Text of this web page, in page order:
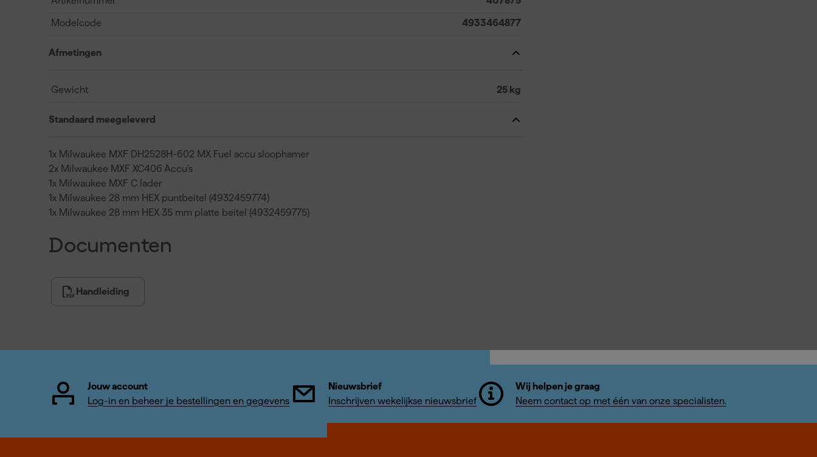
Modelcode 4933464877
Afmetingen
Gewicht 25 kg
Standaard meegeleverd
1x Milwaukee MXF DH2528H-602 MX Fuel accu sloophamer
2x Milwaukee MXF XC406 Accu's
1x Milwaukee MXF C lader
1x Milwaukee 28 mm HEX puntbeitel (4932459774)
1x Milwaukee 28 mm HEX 35 mm platte beitel (4932459775)
Documenten
Handleiding
Jouw account
Log-in en beheer je bestellingen en gegevens
Nieuwsbrief
Inschrijven wekelijkse nieuwsbrief
Wij helpen je graag
Neem contact op met één van onze specialisten.